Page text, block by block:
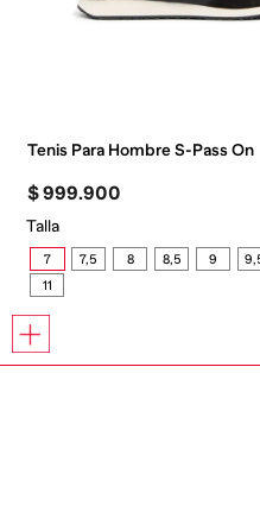
Tenis Para Hombre S-Pass On
$999.900
Talla
7 7,5 8 8,5 9
11